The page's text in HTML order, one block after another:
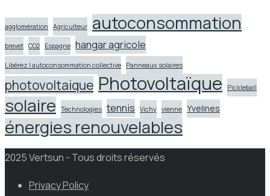
agglomération Agriculteur autoconsommation
brevet CO2 Espagne hangar agricole
Libérez l autoconsommation collective Panneaux solaires
photovoltaique Photovoltaïque Pickleball
solaire Technologies tennis Vichy vienne Yvelines
énergies renouvelables
2025 Vertsun - Tous droits réservés
Privacy Policy